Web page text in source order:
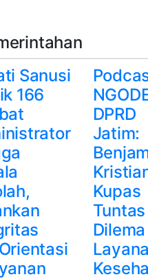
Sanusi
166
DPRD
Jatim:
Kupas
Tuntas
Dilema